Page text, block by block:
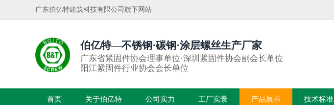
广东伯亿特建筑科技有限公司旗下网站
伯亿特—不锈钢·碳钢·涂层螺丝生产厂家
广东省紧固件协会理事单位·深圳紧固件协会副会长单位
阳江紧固件行业协会会长单位
首页 关于伯亿特 公司实力 工厂实景 产品展示 技术标准